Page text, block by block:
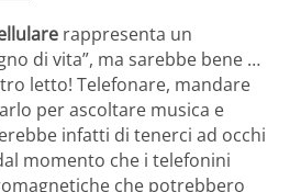
rappresenta un
di vita”, ma sarebbe bene …
letto! Telefonare, mandare
per ascoltare musica e
infatti di tenerci ad occhi
momento che i telefonini
che potrebbero